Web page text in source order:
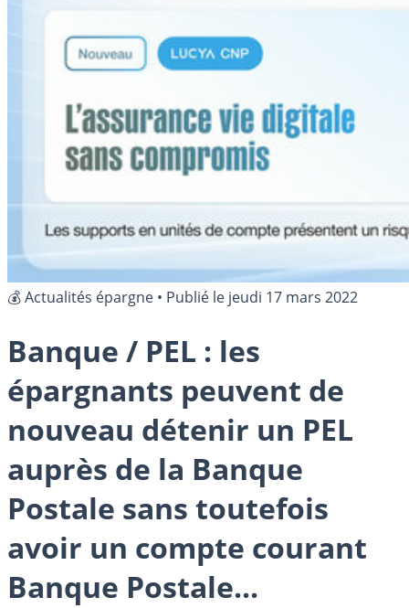
💰 Actualités épargne • Publié le jeudi 17 mars 2022
Banque / PEL : les
épargnants peuvent de
nouveau détenir un PEL
auprès de la Banque
Postale sans toutefois
avoir un compte courant
Banque Postale...